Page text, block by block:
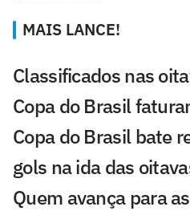
MAIS LANCE!
Classificados nas
Copa do Brasil
Copa do Brasil bate
gols na ida das
Quem avança para